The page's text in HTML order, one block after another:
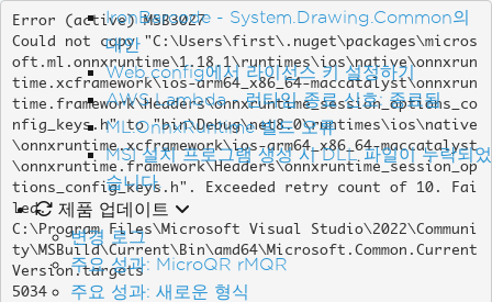
IronBarcode - System.Drawing.Common의
대안
Web.config에서 라이선스 키 설정하기
AWS Lambda - 런타임 종료 신호: 종료됨
ML.OnnxRuntime 빌드 오류
MSI 설치 프로그램 생성 시 DLL 파일이 누락되었
습니다.
제품 업데이트
변경 로그
주요 성과: MicroQR rMQR
주요 성과: 새로운 형식
Error (active) MSB3027
Could not copy "C:\Users\first\.nuget\packages\micros
oft.ml.onnxruntime\1.18.1\runtimes\ios\native\onnxrun
time.xcframework\ios-arm64_x86_64-maccatalyst\onnxrun
time.framework\Headers\onnxruntime_session_options_co
nfig_keys.h" to "bin\Debug\net8.0\runtimes\ios\native
\onnxruntime.xcframework\ios-arm64_x86_64-maccatalyst
\onnxruntime.framework\Headers\onnxruntime_session_op
tions_config_keys.h". Exceeded retry count of 10. Fai
led.
C:\Program Files\Microsoft Visual Studio\2022\Communi
ty\MSBuild\Current\Bin\amd64\Microsoft.Common.Current
Version.targets
5034